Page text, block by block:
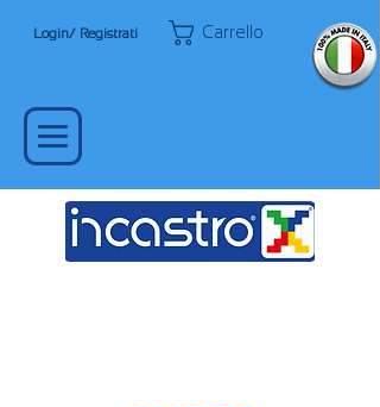
Login/ Registrati Carrello